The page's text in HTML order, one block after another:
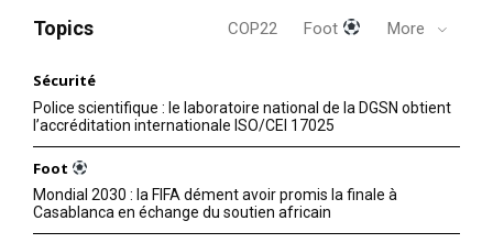
Topics COP22 Foot More
Sécurité
Police scientifique : le laboratoire national de la DGSN obtient
l’accréditation internationale ISO/CEI 17025
Foot
Mondial 2030 : la FIFA dément avoir promis la finale à
Casablanca en échange du soutien africain